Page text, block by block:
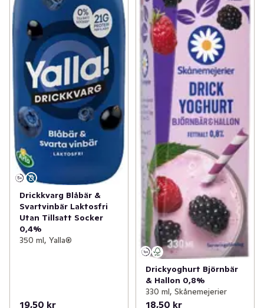
Drickkvarg Blåbär &
Svartvinbär Laktosfri
Utan Tillsatt Socker
0,4%
350 ml, Yalla®
19,50 kr
Drickyoghurt Björnbär
& Hallon 0,8%
330 ml, Skånemejerier
18,50 kr